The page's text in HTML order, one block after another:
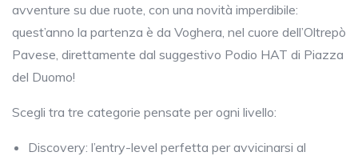
avventure su due ruote, con una novità imperdibile:
quest’anno la partenza è da Voghera, nel cuore dell’Oltrepò
Pavese, direttamente dal suggestivo Podio HAT di Piazza
del Duomo!
Scegli tra tre categorie pensate per ogni livello:
Discovery: l’entry-level perfetta per avvicinarsi al